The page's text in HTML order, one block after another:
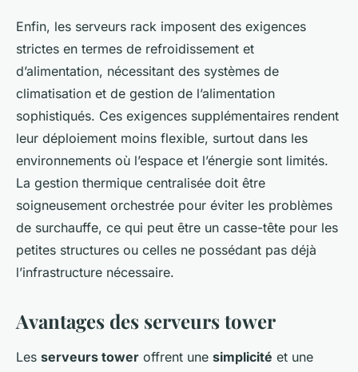
Enfin, les serveurs rack imposent des exigences
strictes en termes de refroidissement et
d’alimentation, nécessitant des systèmes de
climatisation et de gestion de l’alimentation
sophistiqués. Ces exigences supplémentaires rendent
leur déploiement moins flexible, surtout dans les
environnements où l’espace et l’énergie sont limités.
La gestion thermique centralisée doit être
soigneusement orchestrée pour éviter les problèmes
de surchauffe, ce qui peut être un casse-tête pour les
petites structures ou celles ne possédant pas déjà
l’infrastructure nécessaire.
Avantages des serveurs tower
Les serveurs tower offrent une simplicité et une